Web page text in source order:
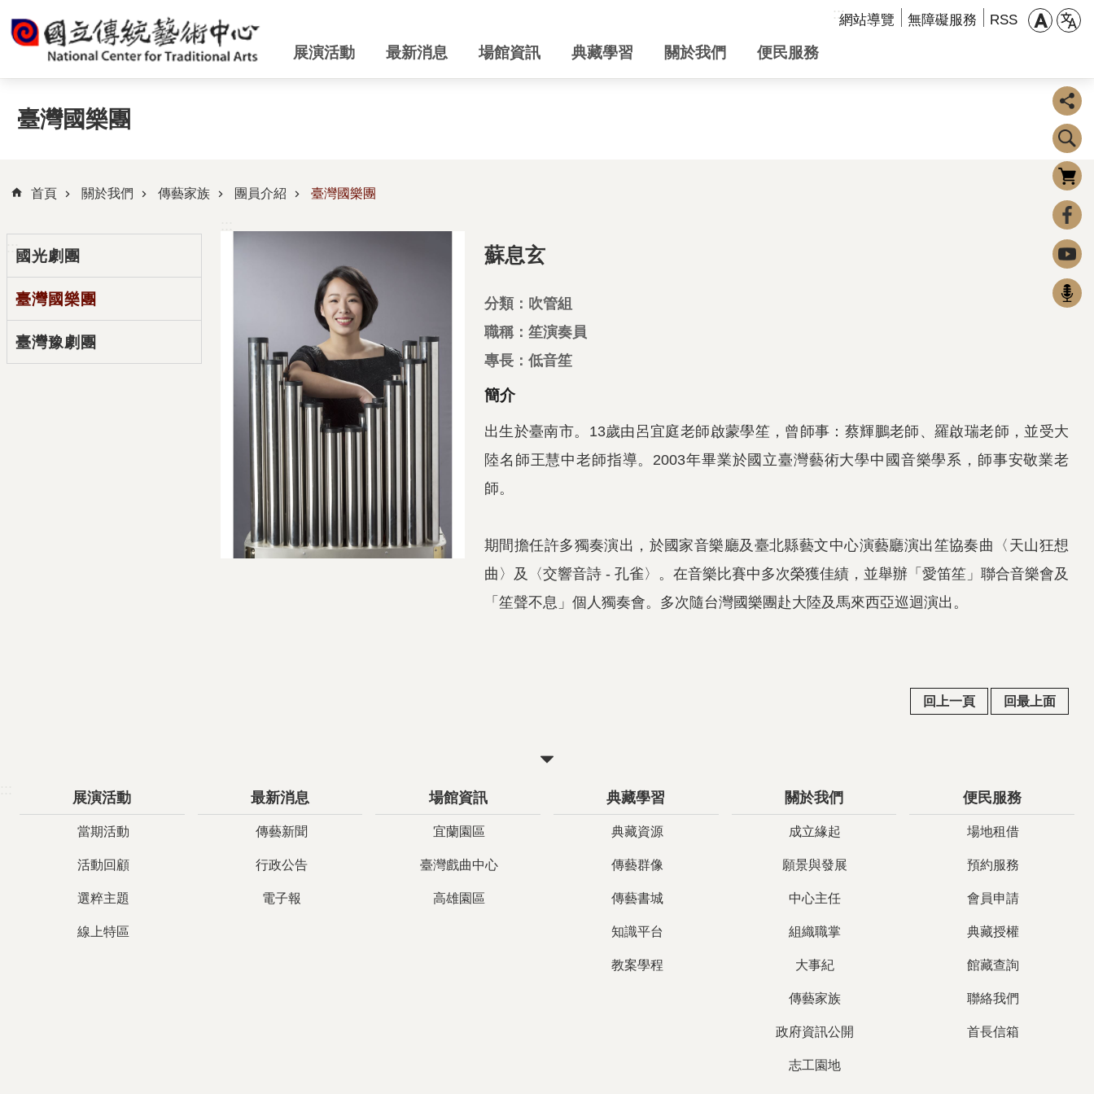
跳到主要內容區塊 :::網站導覽 無障礙服務 RSS
展演活動 最新消息 場館資訊 典藏學習 關於我們 便民服務
臺灣國樂團
首頁 關於我們 傳藝家族 團員介紹 臺灣國樂團
:::國光劇團
臺灣國樂團
臺灣豫劇團
蘇息玄
分類：吹管組
職稱：笙演奏員
專長：低音笙
簡介
出生於臺南市。13歲由呂宜庭老師啟蒙學笙，曾師事：蔡輝鵬老師、羅啟瑞老師，並受大
陸名師王慧中老師指導。2003年畢業於國立臺灣藝術大學中國音樂學系，師事安敬業老
師。
期間擔任許多獨奏演出，於國家音樂廳及臺北縣藝文中心演藝廳演出笙協奏曲〈天山狂想
曲〉及〈交響音詩 - 孔雀〉。在音樂比賽中多次榮獲佳績，並舉辦「愛笛笙」聯合音樂會及
「笙聲不息」個人獨奏會。多次隨台灣國樂團赴大陸及馬來西亞巡迴演出。
回上一頁 回最上面
展演活動
當期活動
活動回顧
選粹主題
線上特區
最新消息
傳藝新聞
行政公告
電子報
場館資訊
宜蘭園區
臺灣戲曲中心
高雄園區
典藏學習
典藏資源
傳藝群像
傳藝書城
知識平台
教案學程
關於我們
成立緣起
願景與發展
中心主任
組織職掌
大事紀
傳藝家族
政府資訊公開
志工園地
便民服務
場地租借
預約服務
會員申請
典藏授權
館藏查詢
聯絡我們
首長信箱